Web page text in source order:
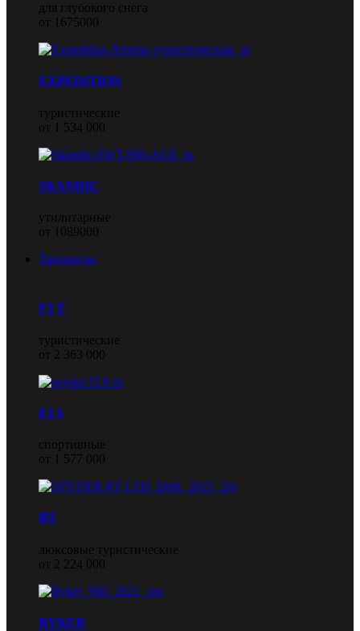
для глубокого снега
от 1675000
EXPEDITION
туристические
от 1 534 000
SKANDIC
утилитарные
от 1089000
Трициклы
F3 T
туристические
от 2 363 000
F3 S
спортивные
от 1 577 000
RT
люксовые туристические
от 2 224 000
RYKER